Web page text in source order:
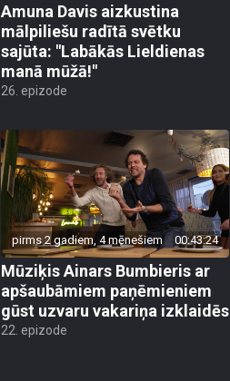
Amuna Davis aizkustina
mālpiliešu radītā svētku
sajūta: "Labākās Lieldienas
manā mūžā!"
26. epizode
pirms 2 gadiem, 4 mēnešiem 00:43:24
Mūziķis Ainars Bumbieris ar
apšaubāmiem paņēmieniem
gūst uzvaru vakariņa izklaidēs
22. epizode